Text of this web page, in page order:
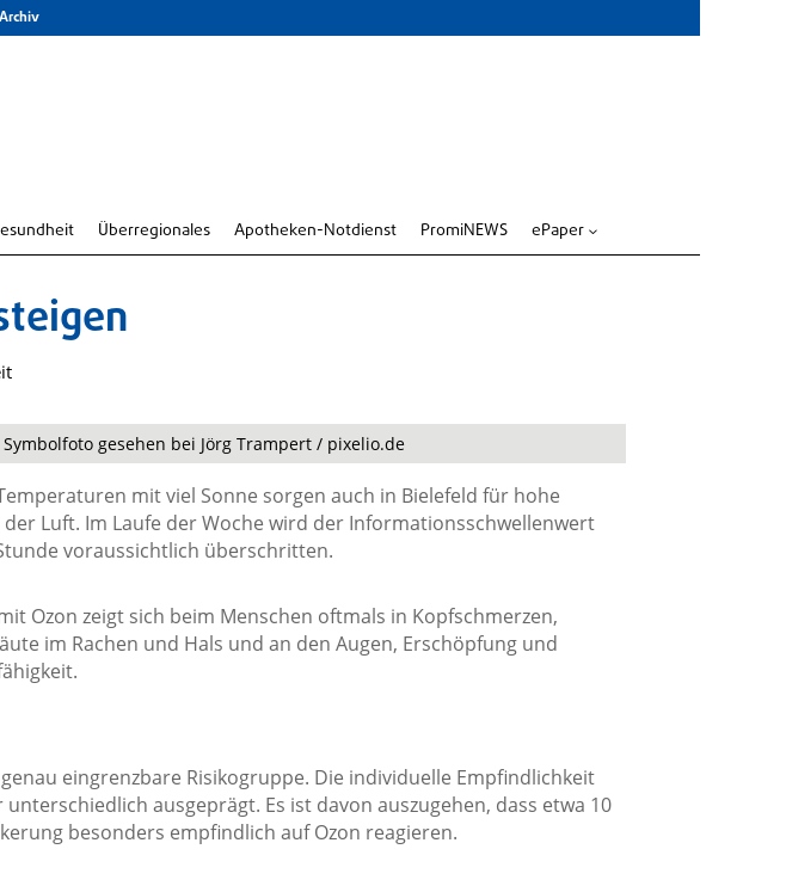
Archiv
Überregionales Apotheken-Notdienst PromiNEWS ePaper 3
Symbolfoto gesehen bei Jörg Trampert / pixelio.de
mit viel Sonne sorgen auch in Bielefeld für hohe
Luft. Im Laufe der Woche wird der Informationsschwellenwert
voraussichtlich überschritten.
Ozon zeigt sich beim Menschen oftmals in Kopfschmerzen,
im Rachen und Hals und an den Augen, Erschöpfung und
eingrenzbare Risikogruppe. Die individuelle Empfindlichkeit
ausgeprägt. Es ist davon auszugehen, dass etwa 10
besonders empfindlich auf Ozon reagieren.